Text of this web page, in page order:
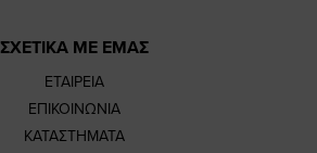
ΣΧΕΤΙΚΑ ΜΕ ΕΜΑΣ
ΕΤΑΙΡΕΙΑ
ΕΠΙΚΟΙΝΩΝΙΑ
ΚΑΤΑΣΤΗΜΑΤΑ